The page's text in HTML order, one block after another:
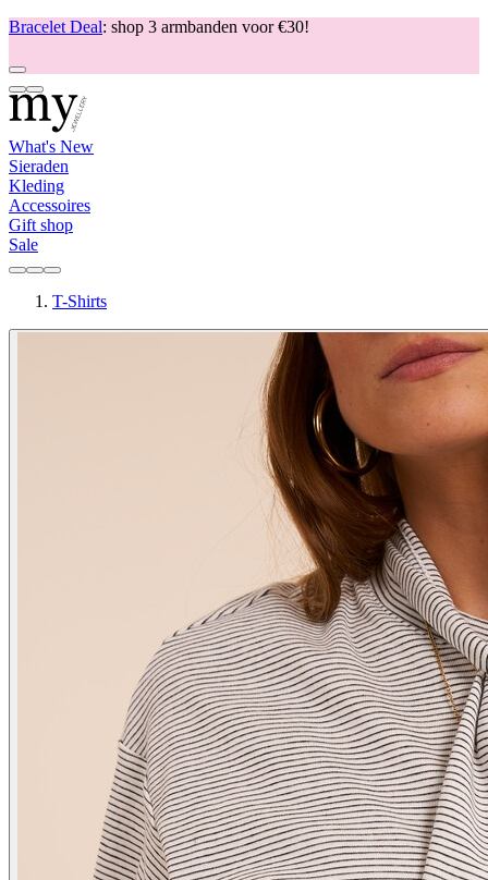
Bracelet Deal: shop 3 armbanden voor €30!
What's New
Sieraden
Kleding
Accessoires
Gift shop
Sale
T-Shirts